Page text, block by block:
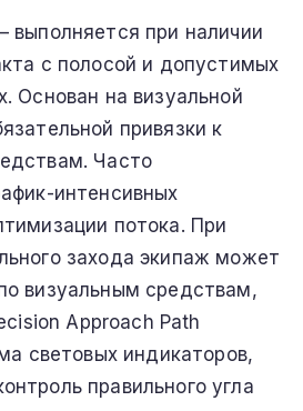
выполняется при наличии
с полосой и допустимых
Основан на визуальной
привязки к
Часто
интенсивных
потока. При
захода экипаж может
визуальным средствам,
Approach Path
световых индикаторов,
правильного угла